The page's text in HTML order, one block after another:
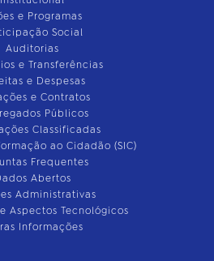
e Programas
Social
Auditorias
e Transferências
e Despesas
e Contratos
Públicos
Classificadas
ao Cidadão (SIC)
Frequentes
Abertos
Administrativas
Aspectos Tecnológicos
Informações